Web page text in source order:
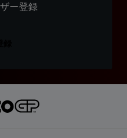
ー登録